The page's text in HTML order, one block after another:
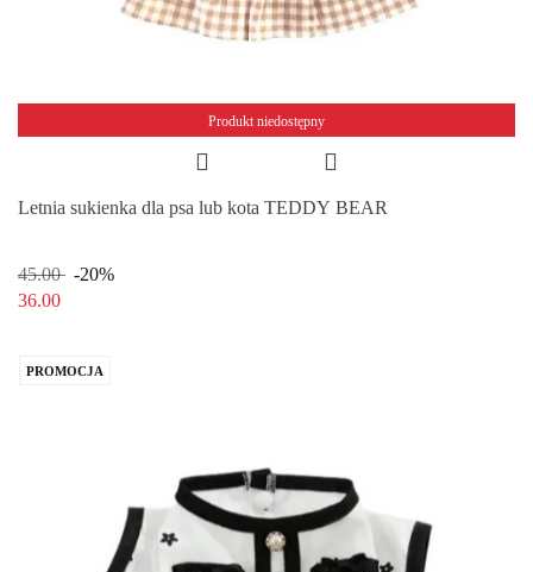
Produkt niedostępny
Letnia sukienka dla psa lub kota TEDDY BEAR
45.00
-20%
36.00
PROMOCJA